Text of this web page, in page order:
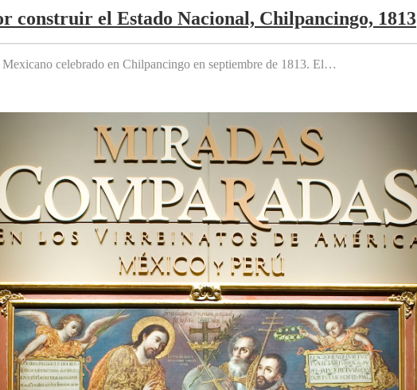
construir el Estado Nacional, Chilpancingo, 1813
celebrado en Chilpancingo en septiembre de 1813. El…